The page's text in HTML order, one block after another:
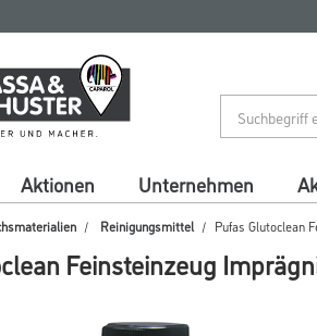
Aktionen Unternehmen
Reinigungsmittel Pufas Glutoclean
Feinsteinzeug